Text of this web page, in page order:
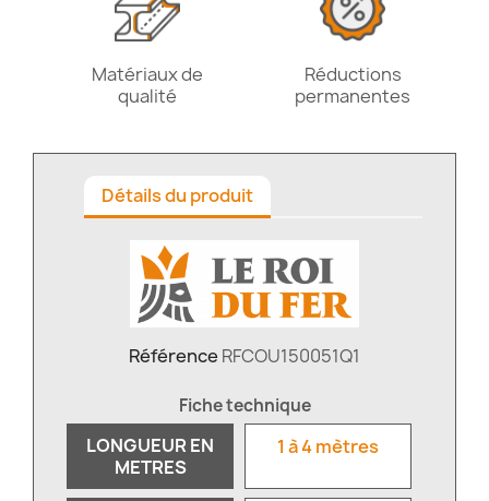
Matériaux de
qualité
Réductions
permanentes
Détails du produit
Référence RFCOU150051Q1
Fiche technique
LONGUEUR EN
METRES
1 à 4 mètres